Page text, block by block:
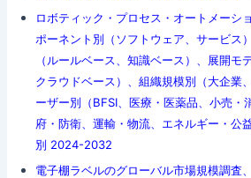
ロボティック・プロセス・オートメーシ
ポーネント別（ソフトウェア、サービス
（ルールベース、知識ベース）、展開モ
クラウドベース）、組織規模別（大企業
ーザー別（BFSI、医療・医薬品、小売・
府・防衛、運輸・物流、エネルギー・公
別 2024-2032
電子棚ラベルのグローバル市場規模調査